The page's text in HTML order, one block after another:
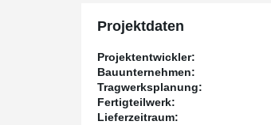
Projektdaten
Projektentwickler:
Bauunternehmen:
Tragwerksplanung:
Fertigteilwerk:
Lieferzeitraum: